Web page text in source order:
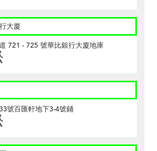
大廈
721 - 725 號華比銀行大廈地庫
號百匯軒地下3-4號鋪